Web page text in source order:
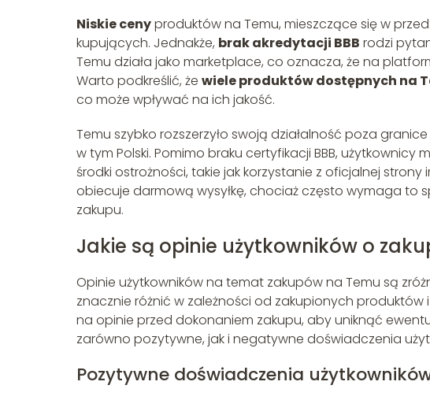
Niskie cenyproduktów na Temu, mieszczące się w
kupujących. Jednakże, brak akredytacji BBB rodzi
Temu działa jako marketplace, co oznacza, że na
Warto podkreślić, że wiele produktów dostępnych na
co może wpływać na ich jakość.
Temu szybko rozszerzyło swoją działalność poza
w tym Polski. Pomimo braku certyfikacji BBB,
środki ostrożności, takie jak korzystanie z oficjalnej
obiecuje darmową wysyłkę, chociaż często wymaga to
zakupu.
Jakie są opinie użytkowników o
Opinie użytkowników na temat zakupów na Temu są
znacznie różnić w zależności od zakupionych
na opinie przed dokonaniem zakupu, aby uniknąć
zarówno pozytywne, jak i negatywne doświadczenia
Pozytywne doświadczenia